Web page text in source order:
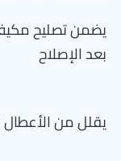
يضمن تصليح مكيف
بعد الإصلاح
يقلل من الأعطال